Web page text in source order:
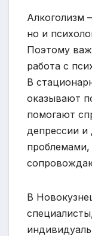
Алкоголизм
но и
Поэтому
работа с
В
оказывают
помогают
депрессии и
проблемами,
В